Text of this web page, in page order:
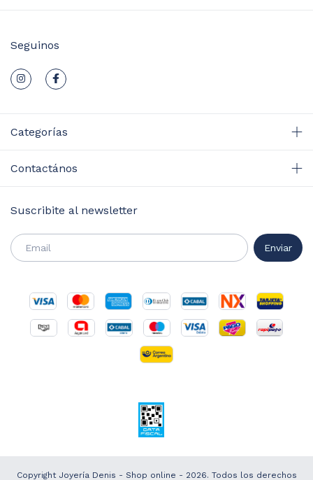
Seguinos
Categorías
Contactános
Suscribite al newsletter
Copyright Joyería Denis - Shop online - 2026. Todos los derechos